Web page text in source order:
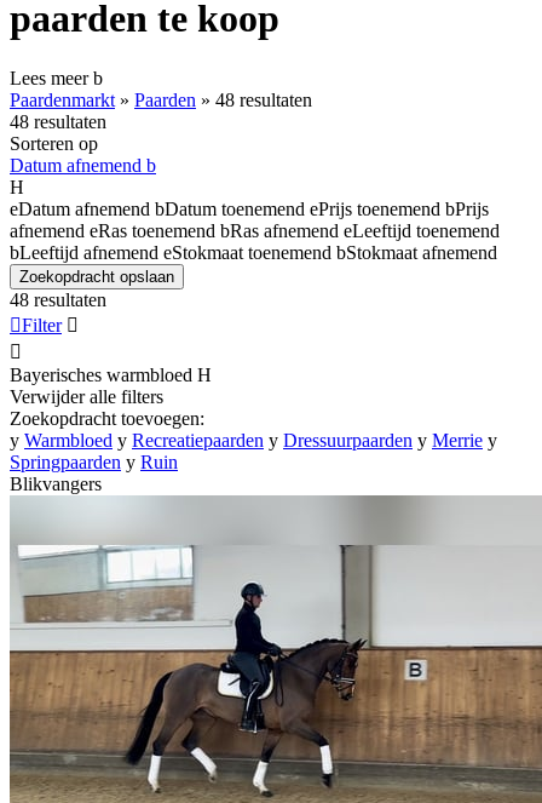
paarden te koop
Lees meerb
Paardenmarkt » Paarden » 48 resultaten
48 resultaten
Sorteren op
Datum afnemend b
H
eDatum afnemend bDatum toenemend ePrijs toenemend bPrijs
afnemend eRas toenemend bRas afnemend eLeeftijd toenemend
bLeeftijd afnemend eStokmaat toenemend bStokmaat afnemend
Zoekopdracht opslaan
48 resultaten
Filter 

Bayerisches warmbloed H
Verwijder alle filters
Zoekopdracht toevoegen:
y Warmbloed y Recreatiepaarden y Dressuurpaarden y Merrie y
Springpaarden y Ruin
Blikvangers